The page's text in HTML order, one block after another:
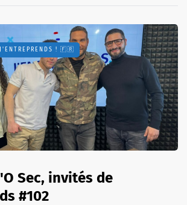
J'ENTREPRENDS ! 🇫🇷
Sec, invités de
#102